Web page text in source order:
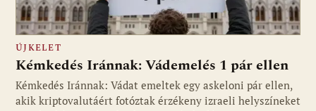
ÚJKELET
Kémkedés Iránnak: Vádemelés 1 pár ellen
Kémkedés Iránnak: Vádat emeltek egy askeloni pár ellen,
akik kriptovalutáért fotóztak érzékeny izraeli helyszíneket